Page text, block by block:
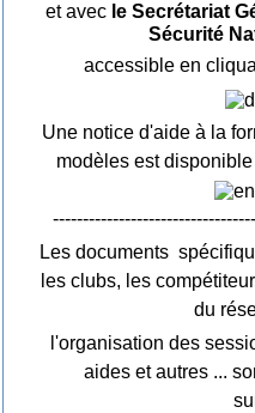
et avec le Secrétariat
Sécurité
accessible en
Une notice d'aide à la
modèles est
Les documents
les clubs, les
du
l'organisation des
aides et autres ...